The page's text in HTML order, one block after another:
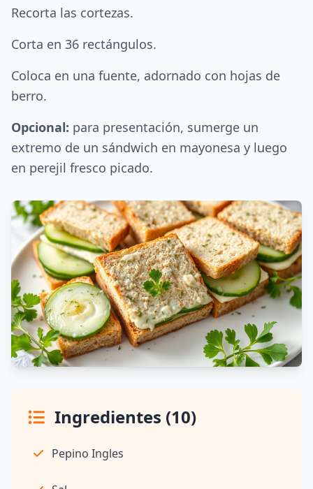
Recorta las cortezas.
Corta en 36 rectángulos.
Coloca en una fuente, adornado con hojas de
berro.
Opcional: para presentación, sumerge un
extremo de un sándwich en mayonesa y luego
en perejil fresco picado.
Ingredientes (10)
Pepino Ingles